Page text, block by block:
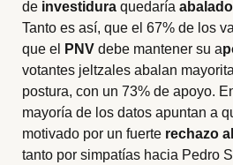
de investidura quedaríaabalado
Tanto es así, que el 67% de los
que el
PNV debe mantener su a
votantes jeltzales abalan
postura, con un 73% de apoyo.
mayoría de los datos apuntan a
motivado por un fuerte rechazo
tanto por simpatías hacia Pedro